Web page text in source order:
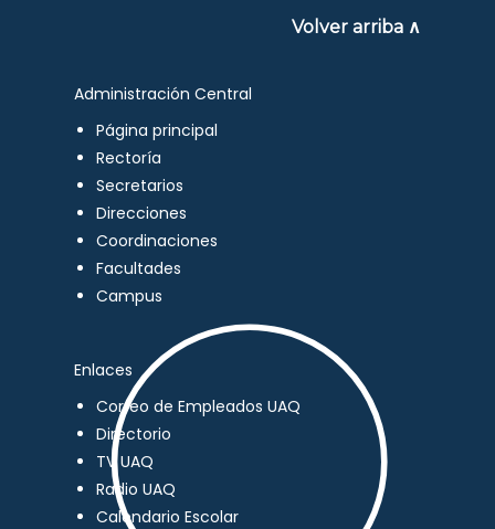
Volver arriba ∧
Administración Central
Página principal
Rectoría
Secretarios
Direcciones
Coordinaciones
Facultades
Campus
Enlaces
Correo de Empleados UAQ
Directorio
TV UAQ
Radio UAQ
Calendario Escolar